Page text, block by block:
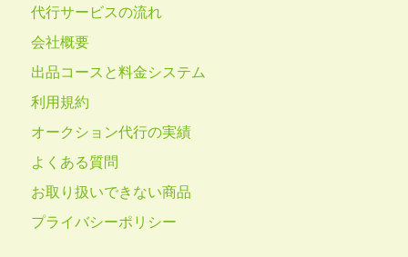
代行サービスの流れ
会社概要
出品コースと料金システム
利用規約
オークション代行の実績
よくある質問
お取り扱いできない商品
プライバシーポリシー